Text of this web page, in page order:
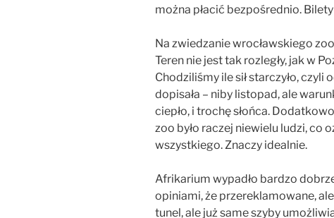
można płacić bezpośrednio.
Na zwiedzanie wrocławskiego
Teren nie jest tak rozległy, jak w
Chodziliśmy ile sił starczyło, czyli
dopisała – niby listopad, ale
ciepło, i trochę słońca.
zoo było raczej niewielu ludzi, co
wszystkiego. Znaczy idealnie.
Afrikarium wypadło bardzo
opiniami, że przereklamowane,
tunel, ale już same szyby